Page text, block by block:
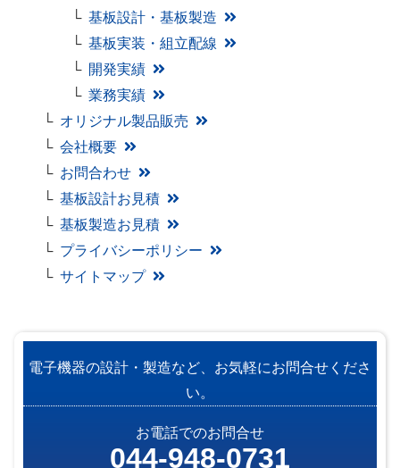
基板設計・基板製造
基板実装・組立配線
開発実績
業務実績
オリジナル製品販売
会社概要
お問合わせ
基板設計お見積
基板製造お見積
プライバシーポリシー
サイトマップ
電子機器の設計・製造など、お気軽にお問合せくださ
い。
お電話でのお問合せ
044-948-0731